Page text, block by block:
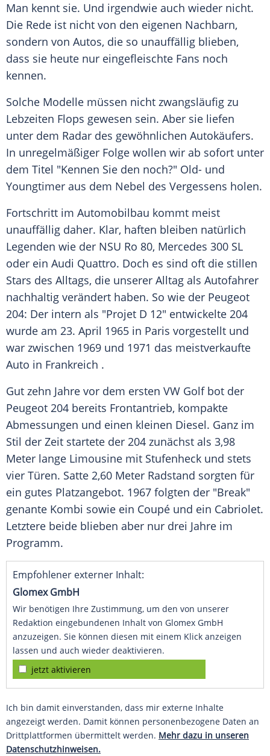
Man kennt sie. Und irgendwie auch wieder nicht.
Die Rede ist nicht von den eigenen Nachbarn,
sondern von Autos, die so unauffällig blieben,
dass sie heute nur eingefleischte Fans noch
kennen.
Solche Modelle müssen nicht zwangsläufig zu
Lebzeiten Flops gewesen sein. Aber sie liefen
unter dem Radar des gewöhnlichen Autokäufers.
In unregelmäßiger Folge wollen wir ab sofort unter
dem Titel "Kennen Sie den noch?" Old- und
Youngtimer aus dem Nebel des Vergessens holen.
Fortschritt im Automobilbau kommt meist
unauffällig daher. Klar, haften bleiben natürlich
Legenden wie der NSU Ro 80, Mercedes 300 SL
oder ein Audi Quattro. Doch es sind oft die stillen
Stars des Alltags, die unserer Alltag als Autofahrer
nachhaltig verändert haben. So wie der Peugeot
204: Der intern als "Projet D 12" entwickelte 204
wurde am 23. April 1965 in Paris vorgestellt und
war zwischen 1969 und 1971 das meistverkaufte
Auto in Frankreich .
Gut zehn Jahre vor dem ersten VW Golfbot der
Peugeot 204 bereits Frontantrieb, kompakte
Abmessungen und einen kleinen Diesel. Ganz im
Stil der Zeit startete der 204 zunächst als 3,98
Meter lange Limousine mit Stufenheck und stets
vier Türen. Satte 2,60 Meter Radstand sorgten für
ein gutes Platzangebot. 1967 folgten der "Break"
genante Kombi sowie ein Coupé und ein Cabriolet.
Letztere beide blieben aber nur drei Jahre im
Programm.
Empfohlener externer Inhalt:
Glomex GmbH
Wir benötigen Ihre Zustimmung, um den von unserer
Redaktion eingebundenen Inhalt von Glomex GmbH
anzuzeigen. Sie können diesen mit einem Klick anzeigen
lassen und auch wieder deaktivieren.
jetzt aktivieren
Ich bin damit einverstanden, dass mir externe Inhalte
angezeigt werden. Damit können personenbezogene Daten an
Drittplattformen übermittelt werden. Mehr dazu in unseren
Datenschutzhinweisen.